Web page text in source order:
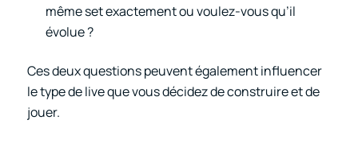
même set exactement ou voulez-vous qu’il
évolue ?
Ces deux questions peuvent également influencer
le type de live que vous décidez de construire et de
jouer.